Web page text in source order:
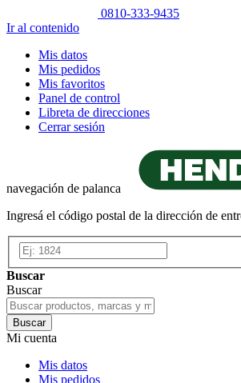
0810-333-9435
Ir al contenido
Mis datos
Mis pedidos
Mis favoritos
Panel de control
Libreta de direcciones
Cerrar sesión
navegación de palanca
Ingresá el código postal de la dirección de
Buscar
Buscar
Buscar
Mi cuenta
Mis datos
Mis pedidos